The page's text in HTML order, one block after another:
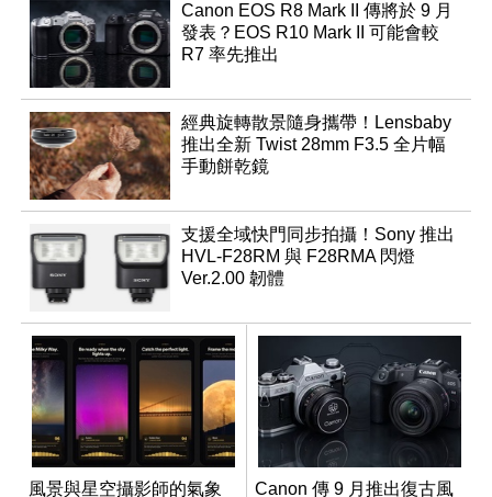
Canon EOS R8 Mark II 傳將於 9 月
發表？EOS R10 Mark II 可能會較
R7 率先推出
經典旋轉散景隨身攜帶！Lensbaby
推出全新 Twist 28mm F3.5 全片幅
手動餅乾鏡
支援全域快門同步拍攝！Sony 推出
HVL-F28RM 與 F28RMA 閃燈
Ver.2.00 韌體
風景與星空攝影師的氣象
Canon 傳 9 月推出復古風